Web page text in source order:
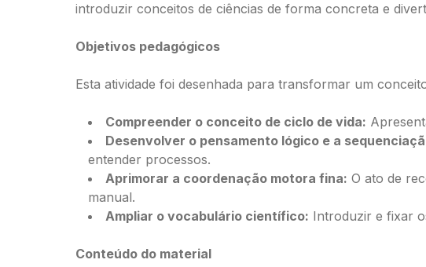
introduzir conceitos de ciências de forma concreta e
Objetivos pedagógicos
Esta atividade foi desenhada para transformar um
Compreender o conceito de ciclo de vida:
Desenvolver o pensamento lógico e a
entender processos.
Aprimorar a coordenação motora fina: O ato de
manual.
Ampliar o vocabulário científico: Introduzir e fixar
Conteúdo do material